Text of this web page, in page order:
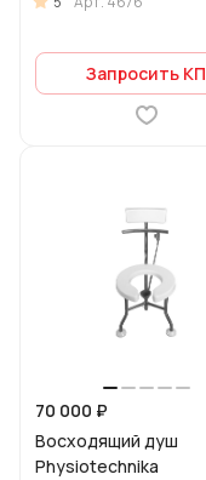
Запросить КП
70 000 ₽
Восходящий душ
Physiotechnika